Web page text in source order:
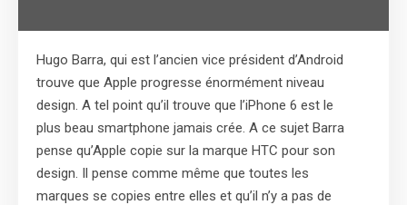
Hugo Barra, qui est l’ancien vice président d’Android
trouve que Apple progresse énormément niveau
design. A tel point qu’il trouve que l’iPhone 6 est le
plus beau smartphone jamais crée. A ce sujet Barra
pense qu’Apple copie sur la marque HTC pour son
design. Il pense comme même que toutes les
marques se copies entre elles et qu’il n’y a pas de